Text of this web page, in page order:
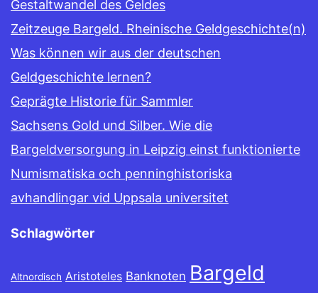
Gestaltwandel des Geldes
Zeitzeuge Bargeld. Rheinische Geldgeschichte(n)
Was können wir aus der deutschen
Geldgeschichte lernen?
Geprägte Historie für Sammler
Sachsens Gold und Silber. Wie die
Bargeldversorgung in Leipzig einst funktionierte
Numismatiska och penninghistoriska
avhandlingar vid Uppsala universitet
Schlagwörter
Altnordisch Aristoteles Banknoten Bargeld